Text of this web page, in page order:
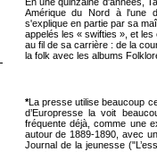
Amérique du Nord à l'une
s'explique en partie par sa
appelés les « swifties », et
au fil de sa carrière : de la
la folk avec les albums
*La presse utilise beaucoup
d’Europresse la voit
fréquente déjà, comme une
autour de 1889-1890, avec
Journal de la jeunesse